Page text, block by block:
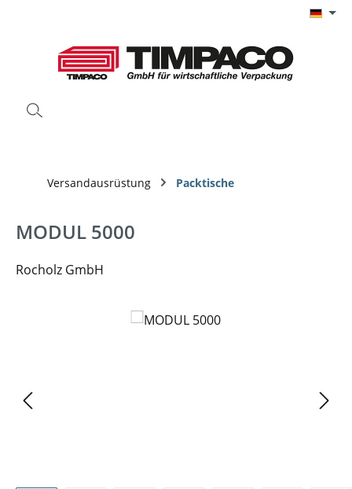
Versandausrüstung Packtische
MODUL 5000
Rocholz GmbH
Bildergalerie überspringen